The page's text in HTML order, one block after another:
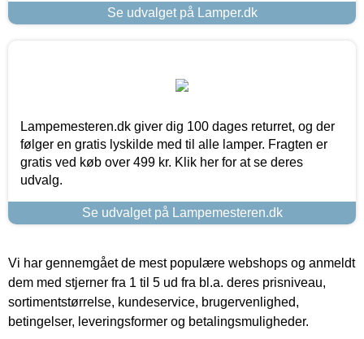
Se udvalget på Lamper.dk
Lampemesteren.dk giver dig 100 dages returret, og der
følger en gratis lyskilde med til alle lamper. Fragten er
gratis ved køb over 499 kr. Klik her for at se deres
udvalg.
Se udvalget på Lampemesteren.dk
Vi har gennemgået de mest populære webshops og anmeldt
dem med stjerner fra 1 til 5 ud fra bl.a. deres prisniveau,
sortimentstørrelse, kundeservice, brugervenlighed,
betingelser, leveringsformer og betalingsmuligheder.